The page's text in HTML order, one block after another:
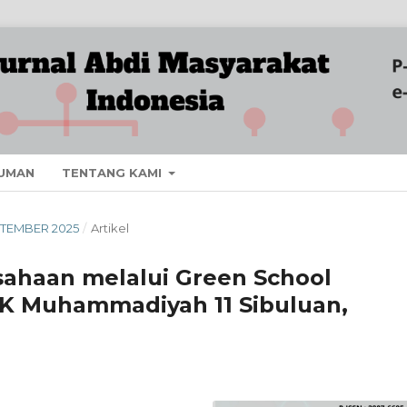
TENTANG KAMI
2025 / Artikel
melalui Green School
Muhammadiyah 11 Sibuluan,